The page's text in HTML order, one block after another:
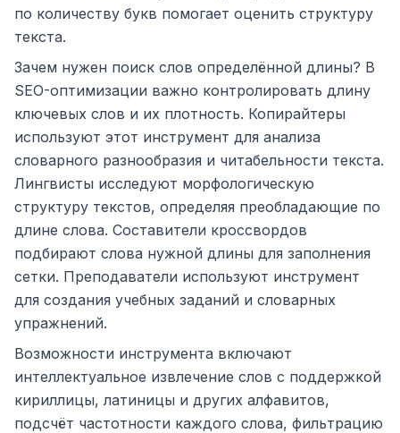
по количеству букв помогает оценить структуру
текста.
Зачем нужен поиск слов определённой длины? В
SEO-оптимизации важно контролировать длину
ключевых слов и их плотность. Копирайтеры
используют этот инструмент для анализа
словарного разнообразия и читабельности текста.
Лингвисты исследуют морфологическую
структуру текстов, определяя преобладающие по
длине слова. Составители кроссвордов
подбирают слова нужной длины для заполнения
сетки. Преподаватели используют инструмент
для создания учебных заданий и словарных
упражнений.
Возможности инструмента включают
интеллектуальное извлечение слов с поддержкой
кириллицы, латиницы и других алфавитов,
подсчёт частотности каждого слова, фильтрацию